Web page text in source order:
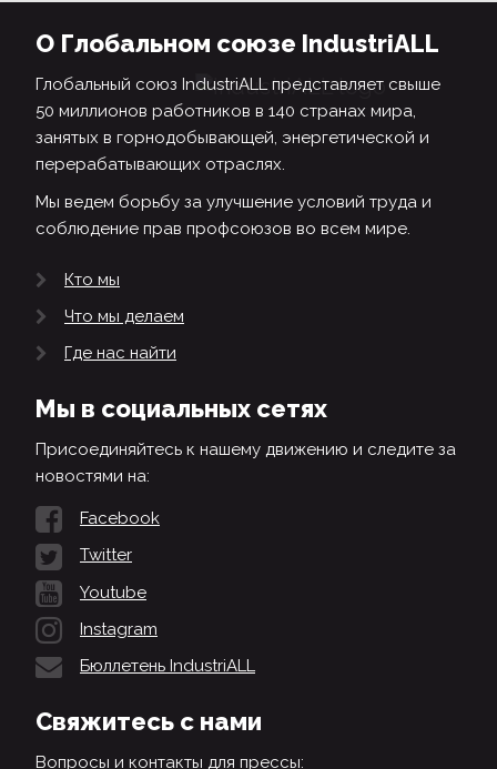
О Глобальном союзе IndustriALL
Глобальный союз IndustriALL представляет свыше
50 миллионов работников в 140 странах мира,
занятых в горнодобывающей, энергетической и
перерабатывающих отраслях.
Мы ведем борьбу за улучшение условий труда и
соблюдение прав профсоюзов во всем мире.
Кто мы
Что мы делаем
Где нас найти
Мы в социальных сетях
Присоединяйтесь к нашему движению и следите за
новостями на:
Facebook
Twitter
Youtube
Instagram
Бюллетень IndustriALL
Свяжитесь с нами
Вопросы и контакты для прессы: